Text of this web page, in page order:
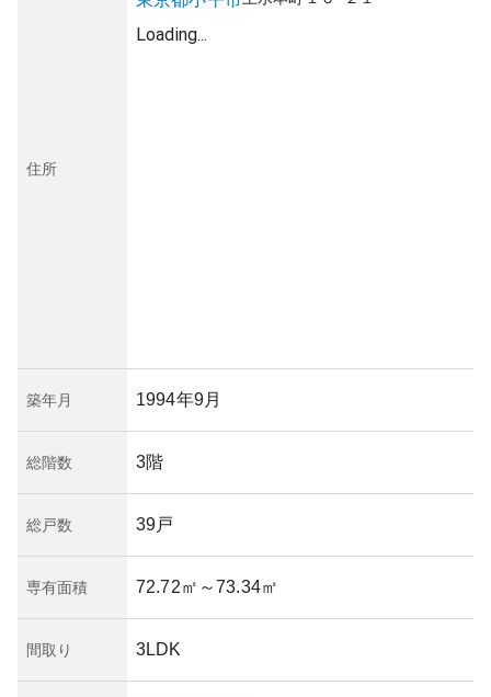
住所
Loading...
築年月 1994年9月
総階数 3階
総戸数 39戸
専有面積 72.72㎡ ～73.34㎡
間取り 3LDK